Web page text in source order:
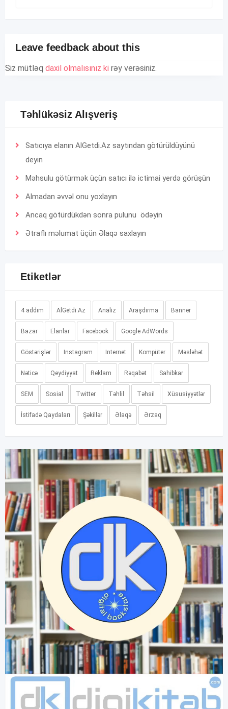
Leave feedback about this
Siz mütləq daxil olmalısınız ki rəy verəsiniz.
Təhlükəsiz Alışveriş
Satıcıya elanın AlGetdi.Az saytından götürüldüyünü
deyin
Məhsulu götürmək üçün satıcı ilə ictimai yerdə görüşün
Almadan əvvəl onu yoxlayın
Ancaq götürdükdən sonra pulunu ödəyin
Ətraflı məlumat üçün Əlaqə saxlayın
Etiketlər
4 addım AlGetdi.Az Analiz Araşdırma Banner
Bazar Elanlar Facebook Google AdWords
Göstərişlər Instagram Internet Kompüter Məsləhət
Nəticə Qeydiyyat Reklam Rəqabət Sahibkar
SEM Sosial Twitter Təhlil Təhsil Xüsusiyyətlər
İstifadə Qaydaları Şəkillər Əlaqə Ərzaq